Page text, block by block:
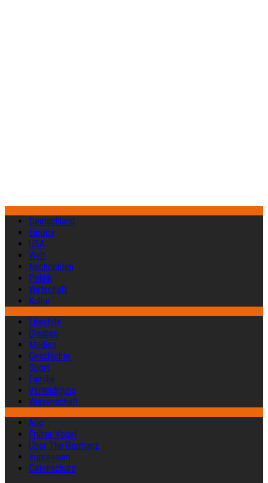
Deutschland
Europa
USA
Welt
Nachrichten
Politik
Wirtschaft
Kultur
Lifestyle
Glauben
Medien
Geschichte
Sport
Familie
Verteidigung
Wissenschaft
Abo
Früher Vogel
Über The Germanz
Impressum
Datenschutz